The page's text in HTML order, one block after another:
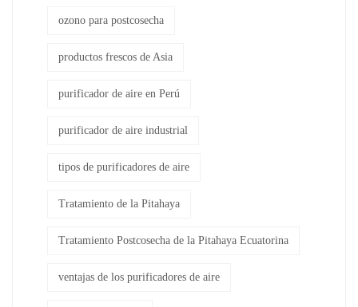
ozono para postcosecha
productos frescos de Asia
purificador de aire en Perú
purificador de aire industrial
tipos de purificadores de aire
Tratamiento de la Pitahaya
Tratamiento Postcosecha de la Pitahaya Ecuatorina
ventajas de los purificadores de aire